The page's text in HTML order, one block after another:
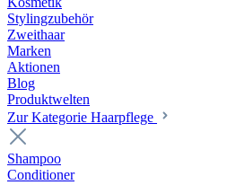
Stylingzubehör
Zweithaar
Marken
Aktionen
Blog
Produktwelten
Zur Kategorie Haarpflege
Shampoo
Conditioner